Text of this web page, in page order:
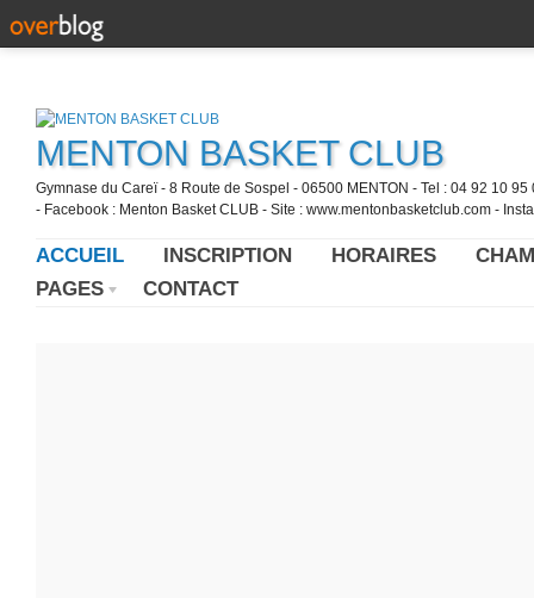
MENTON BASKET CLUB
Gymnase du Careï - 8 Route de Sospel - 06500 MENTON - Tel : 04 92 10
- Facebook : Menton Basket CLUB - Site : www.mentonbasketclub.com -
ACCUEIL INSCRIPTION HORAIRES
PAGES
CONTACT